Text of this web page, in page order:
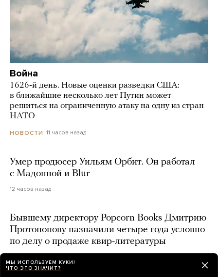
Война
1626-й день. Новые оценки разведки США:
в ближайшие несколько лет Путин может
решиться на ограниченную атаку на одну из стран
НАТО
НОВОСТИ 11 часов назад
Умер продюсер Уильям Орбит. Он работал
с Мадонной и Blur
12 часов назад
Бывшему директору Popcorn Books Дмитрию
Протопопову назначили четыре года условно
по делу о продаже квир-литературы
МЫ ИСПОЛЬЗУЕМ КУКИ!
ЧТО ЭТО ЗНАЧИТ?